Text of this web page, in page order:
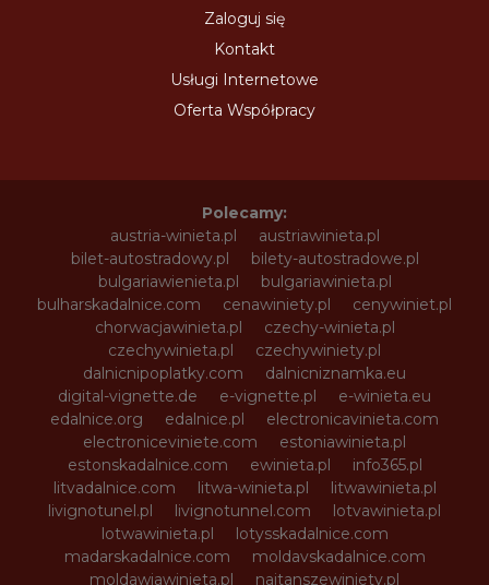
Zaloguj się
Kontakt
Usługi Internetowe
Oferta Współpracy
Polecamy:
austria-winieta.pl
austriawinieta.pl
bilet-autostradowy.pl
bilety-autostradowe.pl
bulgariawienieta.pl
bulgariawinieta.pl
bulharskadalnice.com
cenawiniety.pl
cenywiniet.pl
chorwacjawinieta.pl
czechy-winieta.pl
czechywinieta.pl
czechywiniety.pl
dalnicnipoplatky.com
dalnicniznamka.eu
digital-vignette.de
e-vignette.pl
e-winieta.eu
edalnice.org
edalnice.pl
electronicavinieta.com
electroniceviniete.com
estoniawinieta.pl
estonskadalnice.com
ewinieta.pl
info365.pl
litvadalnice.com
litwa-winieta.pl
litwawinieta.pl
livignotunel.pl
livignotunnel.com
lotvawinieta.pl
lotwawinieta.pl
lotysskadalnice.com
madarskadalnice.com
moldavskadalnice.com
moldawiawinieta.pl
najtanszewiniety.pl